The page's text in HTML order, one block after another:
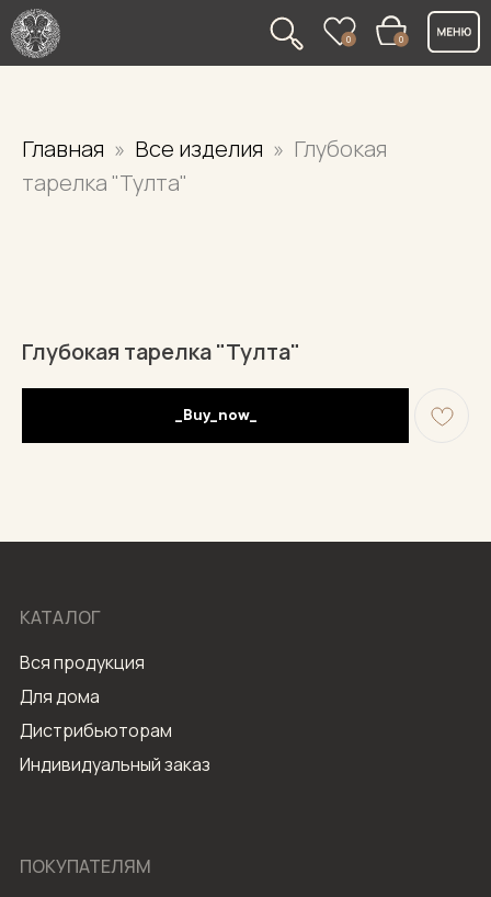
0 0
Главная Все изделия
Глубокая
тарелка "Тулта"
Глубокая тарелка "Тулта"
_Buy_now_
Вся продукция
Индивидуальный заказ
Дистрибьюторам
Для дома
КАТАЛОГ
ПОКУПАТЕЛЯМ